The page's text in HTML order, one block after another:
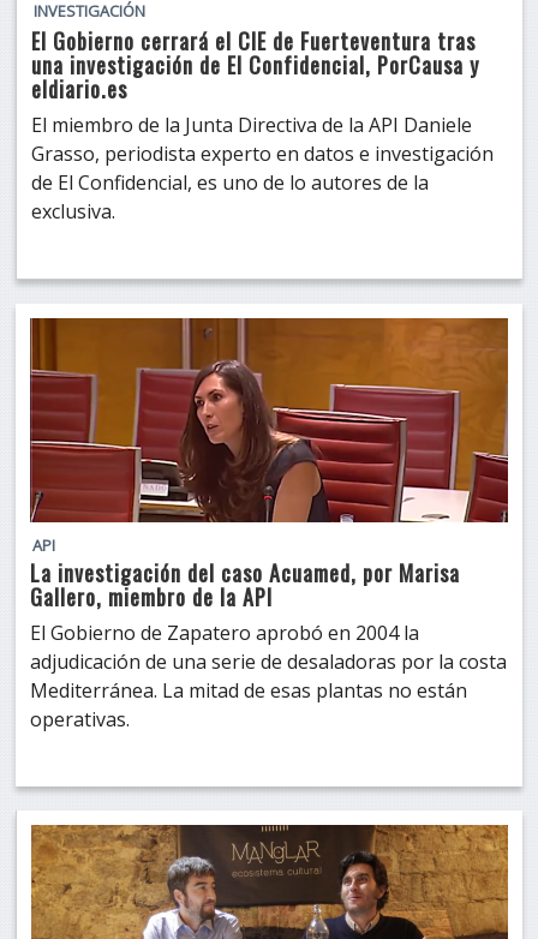
INVESTIGACIÓN
El Gobierno cerrará el CIE de Fuerteventura tras
una investigación de El Confidencial, PorCausa y
eldiario.es
El miembro de la Junta Directiva de la API Daniele
Grasso, periodista experto en datos e investigación
de El Confidencial, es uno de lo autores de la
exclusiva.
API
La investigación del caso Acuamed, por Marisa
Gallero, miembro de la API
El Gobierno de Zapatero aprobó en 2004 la
adjudicación de una serie de desaladoras por la costa
Mediterránea. La mitad de esas plantas no están
operativas.